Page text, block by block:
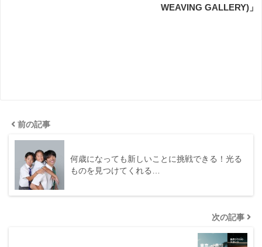
WEAVING GALLERY)」
前の記事
何歳になっても新しいことに挑戦できる！光る
ものを見つけてくれる…
次の記事